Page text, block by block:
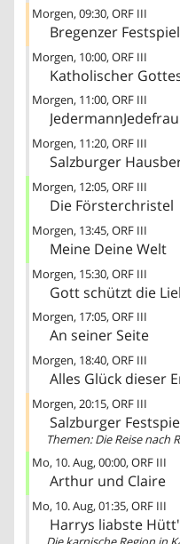
Morgen 09:30 ORF III
Morgen 10:00 ORF III
Katholischer
Morgen 11:00 ORF III
Morgen 11:20 ORF III
Salzburger
Morgen 12:05 ORF III
Die Försterchristel
Morgen 13:45 ORF III
Meine Deine Welt
Morgen 15:30 ORF III
Gott schützt die
Morgen 17:05 ORF III
An seiner Seite
Morgen 18:40 ORF III
Alles Glück dieser
Morgen 20:15 ORF III
Salzburger
Themen: Die Reise nach
Mo, 10. Aug 00:00 ORF III
Arthur und Claire
Mo, 10. Aug 01:35 ORF III
Harrys liabste